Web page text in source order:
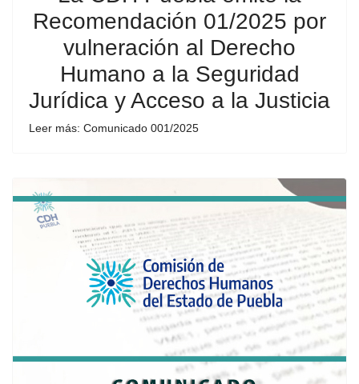
Recomendación 01/2025 por
vulneración al Derecho
Humano a la Seguridad
Jurídica y Acceso a la Justicia
Leer más: Comunicado 001/2025